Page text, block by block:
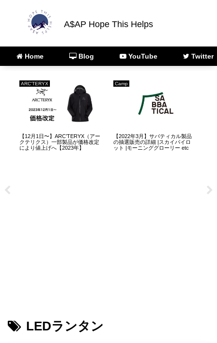
A$AP Hope This Helps
Home Blog YouTube Twitter
ARC'TERYX
【12月1日〜】ARC’TERYX（アー
クテリクス）一部製品が価格改定
により値上げへ【2023年】
Camp
【2022年3月】サバティカル製品
の抽選販売の詳細 |スカイパイロ
ット |モーニンググローリー etc
LEDランタン